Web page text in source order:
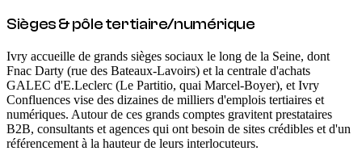
Sièges & pôle tertiaire/numérique
Ivry accueille de grands sièges sociaux le long de la Seine, dont
Fnac Darty (rue des Bateaux-Lavoirs) et la centrale d'achats
GALEC d'E.Leclerc (Le Partitio, quai Marcel-Boyer), et Ivry
Confluences vise des dizaines de milliers d'emplois tertiaires et
numériques. Autour de ces grands comptes gravitent prestataires
B2B, consultants et agences qui ont besoin de sites crédibles et d'un
référencement à la hauteur de leurs interlocuteurs.